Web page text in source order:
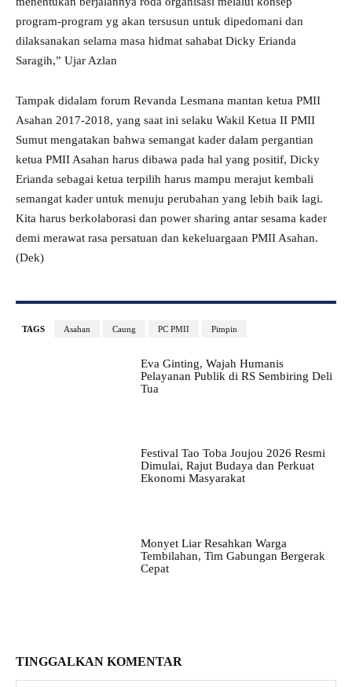
program-program yg akan tersusun untuk dipedomani dan
dilaksanakan selama masa hidmat sahabat Dicky Erianda
Saragih,” Ujar Azlan
Tampak didalam forum Revanda Lesmana mantan ketua PMII
Asahan 2017-2018, yang saat ini selaku Wakil Ketua II PMII
Sumut mengatakan bahwa semangat kader dalam pergantian
ketua PMII Asahan harus dibawa pada hal yang positif, Dicky
Erianda sebagai ketua terpilih harus mampu merajut kembali
semangat kader untuk menuju perubahan yang lebih baik lagi.
Kita harus berkolaborasi dan power sharing antar sesama kader
demi merawat rasa persatuan dan kekeluargaan PMII Asahan.
(Dek)
TAGS Asahan Caung PC PMII Pimpin
Eva Ginting, Wajah Humanis
Pelayanan Publik di RS Sembiring Deli
Tua
Festival Tao Toba Joujou 2026 Resmi
Dimulai, Rajut Budaya dan Perkuat
Ekonomi Masyarakat
Monyet Liar Resahkan Warga
Tembilahan, Tim Gabungan Bergerak
Cepat
TINGGALKAN KOMENTAR